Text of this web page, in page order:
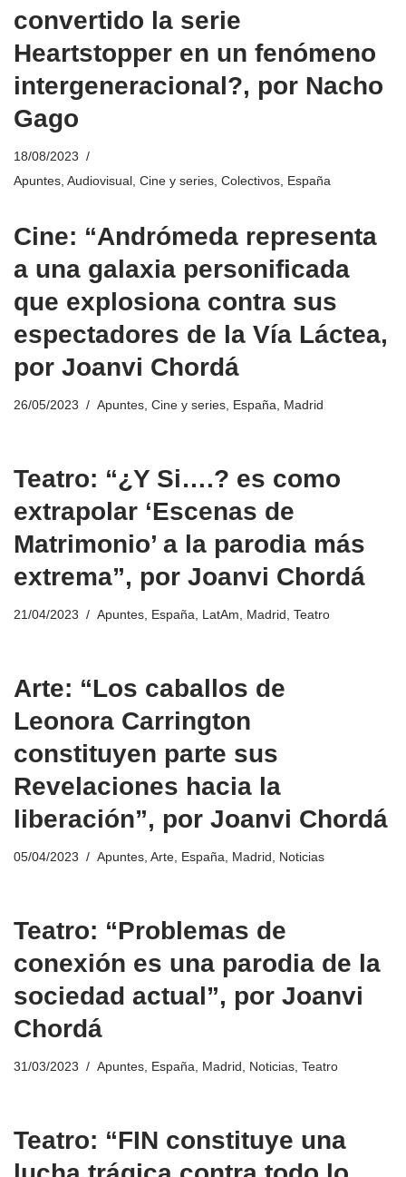
convertido la serie
Heartstopper en un fenómeno
intergeneracional?, por Nacho
Gago
18/08/2023
Apuntes, Audiovisual, Cine y series, Colectivos, España
Cine: “Andrómeda representa
a una galaxia personificada
que explosiona contra sus
espectadores de la Vía Láctea,
por Joanvi Chordá
26/05/2023 Apuntes, Cine y series, España, Madrid
Teatro: “¿Y Si….? es como
extrapolar ‘Escenas de
Matrimonio’ a la parodia más
extrema”, por Joanvi Chordá
21/04/2023 Apuntes, España, LatAm, Madrid, Teatro
Arte: “Los caballos de
Leonora Carrington
constituyen parte sus
Revelaciones hacia la
liberación”, por Joanvi Chordá
05/04/2023 Apuntes, Arte, España, Madrid, Noticias
Teatro: “Problemas de
conexión es una parodia de la
sociedad actual”, por Joanvi
Chordá
31/03/2023 Apuntes, España, Madrid, Noticias, Teatro
Teatro: “FIN constituye una